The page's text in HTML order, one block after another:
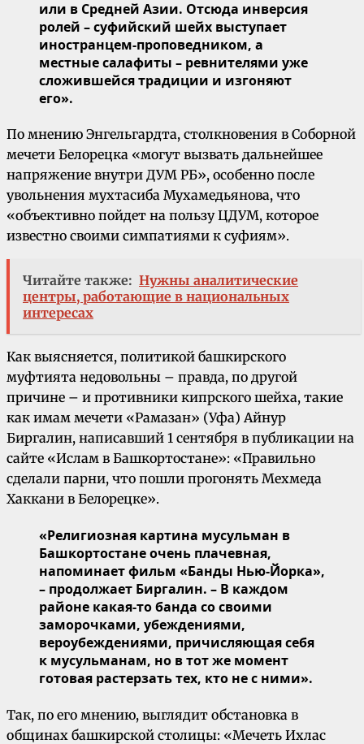
или в Средней Азии. Отсюда инверсия
ролей – суфийский шейх выступает
иностранцем-проповедником, а
местные салафиты – ревнителями уже
сложившейся традиции и изгоняют
его».
По мнению Энгельгардта, столкновения в Соборной
мечети Белорецка «могут вызвать дальнейшее
напряжение внутри ДУМ РБ», особенно после
увольнения мухтасиба Мухамедьянова, что
«объективно пойдет на пользу ЦДУМ, которое
известно своими симпатиями к суфиям».
Читайте также: Нужны аналитические
центры, работающие в национальных
интересах
Как выясняется, политикой башкирского
муфтията недовольны – правда, по другой
причине – и противники кипрского шейха, такие
как имам мечети «Рамазан» (Уфа) Айнур
Биргалин, написавший 1 сентября в публикации на
сайте «Ислам в Башкортостане»: «Правильно
сделали парни, что пошли прогонять Мехмеда
Хаккани в Белорецке».
«Религиозная картина мусульман в
Башкортостане очень плачевная,
напоминает фильм «Банды Нью-Йорка»,
– продолжает Биргалин. – В каждом
районе какая-то банда со своими
заморочками, убеждениями,
вероубеждениями, причисляющая себя
к мусульманам, но в тот же момент
готовая растерзать тех, кто не с ними».
Так, по его мнению, выглядит обстановка в
общинах башкирской столицы: «Мечеть Ихлас